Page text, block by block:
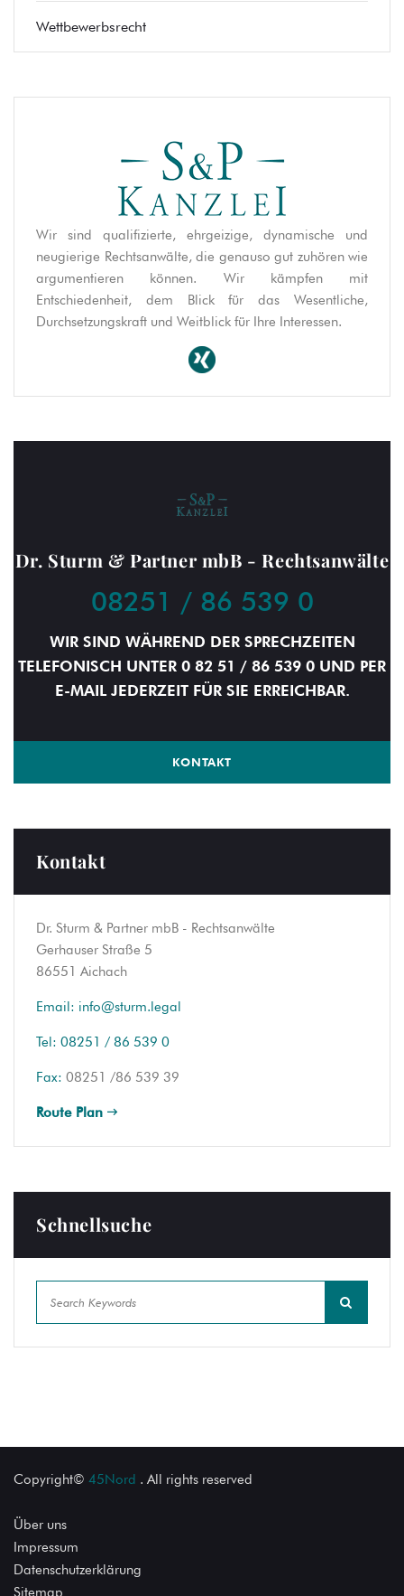
Wettbewerbsrecht
Wir sind qualifizierte, ehrgeizige, dynamische und
neugierige Rechtsanwälte, die genauso gut zuhören wie
argumentieren können. Wir kämpfen mit
Entschiedenheit, dem Blick für das Wesentliche,
Durchsetzungskraft und Weitblick für Ihre Interessen.
Dr. Sturm & Partner mbB - Rechtsanwälte
08251 / 86 539 0
WIR SIND WÄHREND DER SPRECHZEITEN
TELEFONISCH UNTER 0 82 51 / 86 539 0 UND PER
E-MAIL JEDERZEIT FÜR SIE ERREICHBAR.
KONTAKT
Kontakt
Dr. Sturm & Partner mbB - Rechtsanwälte
Gerhauser Straße 5
86551 Aichach
Email: info@sturm.legal
Tel: 08251 / 86 539 0
Fax: 08251 /86 539 39
Route Plan
Schnellsuche
Copyright© 45Nord . All rights reserved
Über uns
Impressum
Datenschutzerklärung
Sitemap